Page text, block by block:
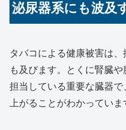
泌尿器系にも波及
タバコによる健康被害は
も及びます。とくに腎臓
担当している重要な臓器
上がることがわかっていま